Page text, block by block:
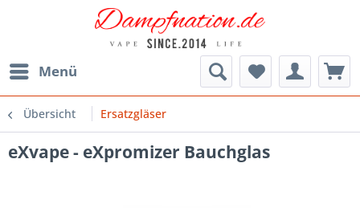
Menü
Übersicht Ersatzgläser
eXvape - eXpromizer Bauchglas